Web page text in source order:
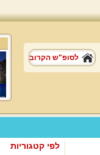
לסופ"ש הקרוב
לפי קטגוריות